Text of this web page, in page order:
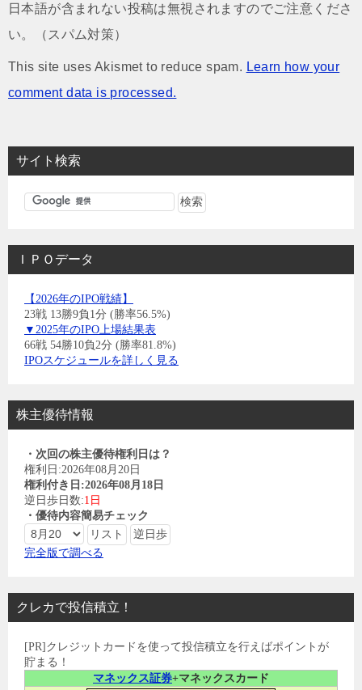
日本語が含まれない投稿は無視されますのでご注意くださ
い。（スパム対策）
This site uses Akismet to reduce spam. Learn how your
comment data is processed.
サイト検索
ＩＰＯデータ
【2026年のIPO戦績】
23戦 13勝9負1分 (勝率56.5%)
▼2025年のIPO上場結果表
66戦 54勝10負2分 (勝率81.8%)
IPOスケジュールを詳しく見る
株主優待情報
・次回の株主優待権利日は？
権利日:2026年08月20日
権利付き日:2026年08月18日
逆日歩日数:1日
・優待内容簡易チェック
完全版で調べる
クレカで投信積立！
[PR]クレジットカードを使って投信積立を行えばポイントが
貯まる！
マネックス証券+マネックスカード